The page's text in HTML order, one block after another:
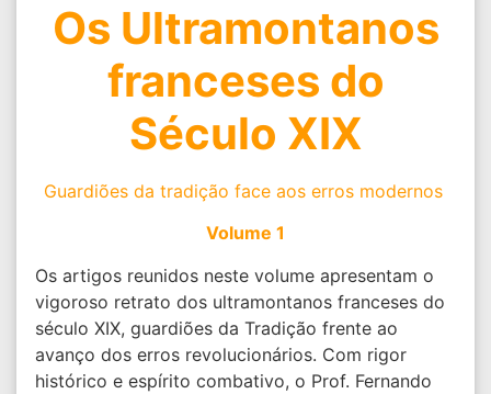
Os Ultramontanos
franceses do
Século XIX
Guardiões da tradição face aos erros modernos
Volume 1
Os artigos reunidos neste volume apresentam o
vigoroso retrato dos ultramontanos franceses do
século XIX, guardiões da Tradição frente ao
avanço dos erros revolucionários. Com rigor
histórico e espírito combativo, o Prof. Fernando